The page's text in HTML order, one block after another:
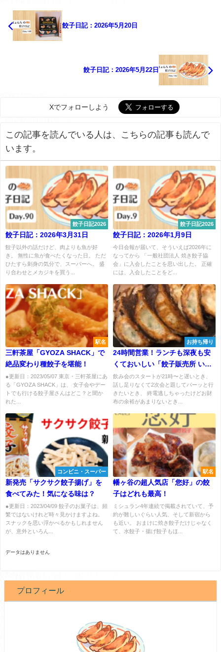
餃子日記：2026年5月20日
餃子日記：2026年5月22日
Xでフォローしよう
この記事を読んでいる人は、こちらの記事も読んで
います。
餃子日記2026
餃子日記：2026年3月31日
餃子以外の話だけど、肉よりも魚が好
き。 無性に魚が食べたくなった日。 ただ
ひたすら刺身の気分で、スーパーへ。 盛
り合わせとメカジキを買う...
餃子日記2026
餃子日記：2026年1月9日
今日会報が届いて、そういえば2026年に
なってから 「一般社団法人 焼き餃子協
会」に入会したことを思い出した。 正確
には、入会したことをど...
駅名
三軒茶屋「GYOZA SHACK」で
絶品変わり種餃子を堪能！
●更新日：2023/05/07 東京・三軒茶屋にあ
る「GYOZA SHACK」は、 女子会やデー
トでも行ける餃子屋さんはどこ？と聞か
れた...
お持ち帰り
24時間営業！ランチも深夜も安
くておいしい「餃子販売所 いち
五郎」はいかが？
飲み会のスタートが21時〜と遅いとき、
話し足りなくて2次会と題してパーッと行
きたいとき、 終電逃しちゃったけどお財
布の余裕があまりないとき...
コンビニ・スーパー
新発売「サクサク餃子揚げ」を
食べてみた！気になる味は？
●更新日：2023/04/09 餃子のお菓子は、頻
繁ではないけれど時々見かけますよね。
スナックを思い浮かべるかもしれません
が、意外といろん...
駅名
幡ヶ谷の超人気店「您好」の餃
子はどれも最高！
ミシュラン4年連続で掲載されていて、予
約が難しいぐらい人気、そして新宿から
も近い。 おまけに焼き餃子だけじゃなく
て、水餃子・揚げ餃子もほ...
データはありません
プロフィール